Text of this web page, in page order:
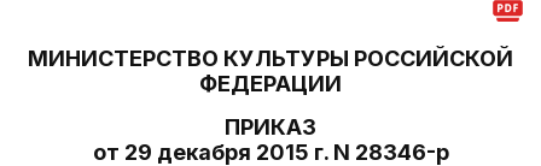
МИНИСТЕРСТВО КУЛЬТУРЫ РОССИЙСКОЙ
ФЕДЕРАЦИИ
ПРИКАЗ
от 29 декабря 2015 г. N 28346-р